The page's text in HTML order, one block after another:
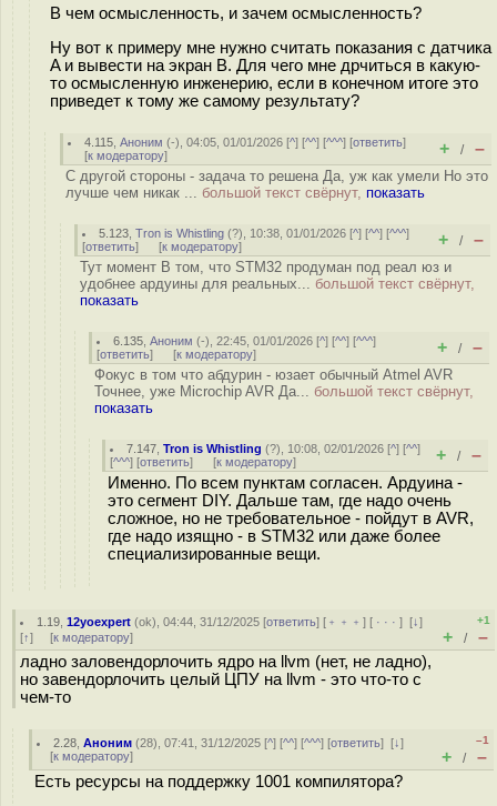
В чем осмысленность, и зачем осмысленность?
Ну вот к примеру мне нужно считать показания с датчика
A и вывести на экран B. Для чего мне дрчиться в какую-
то осмысленную инженерию, если в конечном итоге это
приведет к тому же самому результату?
4.115 ,Аноним (-), 04:05, 01/01/2026 [^] [^^] [^^^] [ответить]
[к модератору] + / –
С другой стороны - задача то решена Да, уж как умели Но это
лучше чем никак ... большой текст свёрнут, показать
5.123 ,Tron is Whistling (?), 10:38, 01/01/2026 [^] [^^] [^^^]
[ответить] [к модератору] + / –
Тут момент В том, что STM32 продуман под реал юз и
удобнее ардуины для реальных... большой текст свёрнут,
показать
6.135 ,Аноним (-), 22:45, 01/01/2026 [^] [^^] [^^^]
[ответить] [к модератору] + / –
Фокус в том что абдурин - юзает обычный Atmel AVR
Точнее, уже Microchip AVR Да... большой текст свёрнут,
показать
7.147 ,Tron is Whistling (?), 10:08, 02/01/2026 [^] [^^]
[^^^] [ответить] [к модератору] + / –
Именно. По всем пунктам согласен. Ардуина -
это сегмент DIY. Дальше там, где надо очень
сложное, но не требовательное - пойдут в AVR,
где надо изящно - в STM32 или даже более
специализированные вещи.
1.19 ,12yoexpert (ok), 04:44, 31/12/2025 [ответить] [ ﹢﹢﹢] [ · · ·][↓]
[↑] [к модератору]
+1
+ / –
ладно заловендорлочить ядро на llvm (нет, не ладно),
но завендорлочить целый ЦПУ на llvm - это что-то с
чем-то
2.28 ,Аноним (28), 07:41, 31/12/2025 [^] [^^] [^^^] [ответить][↓]
[к модератору]
–1
+ / –
Есть ресурсы на поддержку 1001 компилятора?